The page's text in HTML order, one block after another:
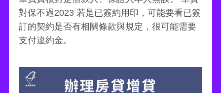
對保不過2023 若是已簽約用印，可能要看已簽
訂的契約是否有相關條款與規定，很可能需要
支付違約金。